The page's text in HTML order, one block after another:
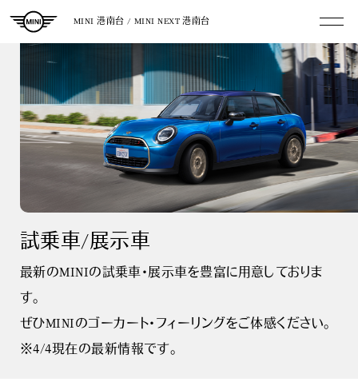
MINI 港南台 / MINI NEXT 港南台
試乗車/展示車
最新のMINIの試乗車･展示車を豊富に用意しておりま
す。
ぜひMINIのゴーカート・フィーリングをご体感ください。
※4/4現在の最新情報です。